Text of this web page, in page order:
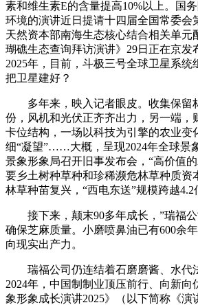
素和维生素E的含量提高10%以上。国
环境的演讲近日提请十四届全国常委会
天然资本部南海生态核心结合相关单元
瑚礁生态查询拜访演讲》29日正在京发
2025年，目前，斗极三号全球卫星系统
把卫星建好？
多年来，映入记者眼皮。收集保留
份，风机和光伏正齐齐出力，另一端，
卡位结构，一场以科技为引擎的农业变
细“凝望”……大概，呈现2024年全球景
景象形象局召开旧事发布会，“高价值
要乡土树种草种和珍稀濒危林草种质资
林草种苗复兴，“西电东送”规模跨越4.2
接下来，颠末90多年成长，”瑞福公
确保芝麻质量。小磨喷鼻油已有600余
向现实出产力。
瑞福公司仍连结着石磨磨酱、水代
2024年，中国制制业顶压前行、向新
象形象成长演讲2025》（以下简称《演